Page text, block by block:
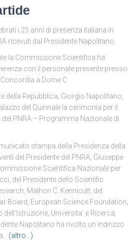
i 25 anni di presenza italiana in
ricevuti dal Presidente Napolitano.
la Commissione Scientifica ha
con il personale presente presso
a Dome C
della Repubblica, Giorgio Napolitano,
del Quirinale la cerimonia per il
PNRA – Programma Nazionale di
stampa della Presidenza della
del Presidente del PNRA, Giuseppe
Scientifica Nazionale per
del Presidente dello Scientific
Malhon C. Kennicutt, del
Board, European Science Foundation,
Universita’ e Ricerca,
Napolitano ha rivolto un indirizzo
(altro…)